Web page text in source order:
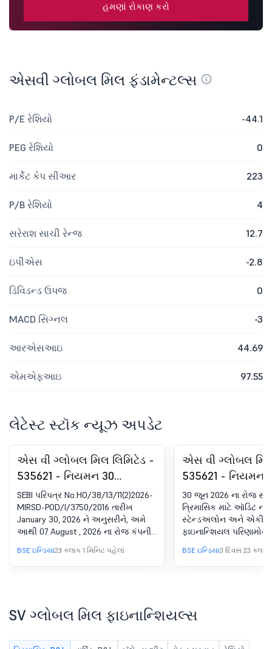
હમણાં રોકાણ કરો
એસવી ગ્લોબલ મિલ ફંડામેન્ટલ્સ
P/E રેશિયો -44.1
PEG રેશિયો 0
માર્કેટ કેપ સીઆર 223
P/B રેશિયો 4
સરેરાશ સાચી રેન્જ 12.7
ઇપીએસ -2.8
ડિવિડન્ડ ઉપજ 0
MACD સિગ્નલ -3
આરએસઆઇ 44.69
એમએફઆઇ 97.55
લેટેસ્ટ સ્ટૉક ન્યૂઝ અપડેટ
એસ વી ગ્લોબલ મિલ લિમિટેડ -
535621 - નિયમન 30
(એલઓડીઆર) હેઠળ જાહેરાત
- ન્યૂઝપેપર પબ્લિકેશન
SEBI પરિપત્ર No.HO/38/13/11(2)2026-
MIRSD-POD/I/3750/2016 તારીખ
January 30, 2026 ને અનુસરીને, અમે
આથી 07 August , 2026 ના રોજ કંપની
દ્વારા ભૌતિક શેરોના ટ્રાન્સફર અને
ડિમટીરિયલાઇઝેશન માટે વિશેષ વિન્ડો
ખોલવા સંબંધિત અખબાર પ્રકાશનને
BSE ઇન્ડિયા23 કલાક 1 મિનિટ પહેલાં
એસ વી ગ્લોબલ
535621 - નિયમન
(એલઓડીઆર) હેઠળ
- ન્યૂઝપેપર
30 જૂન 2026 ના રોજ
ત્રિમાસિક માટે ઑડિટ ન
સ્ટેન્ડઅલોન અને
ફાઇનાન્શિયલ પરિણામોનું
BSE ઇન્ડિયા3 દિવસ 23
SV ગ્લોબલ મિલ ફાઇનાન્શિયલ્સ